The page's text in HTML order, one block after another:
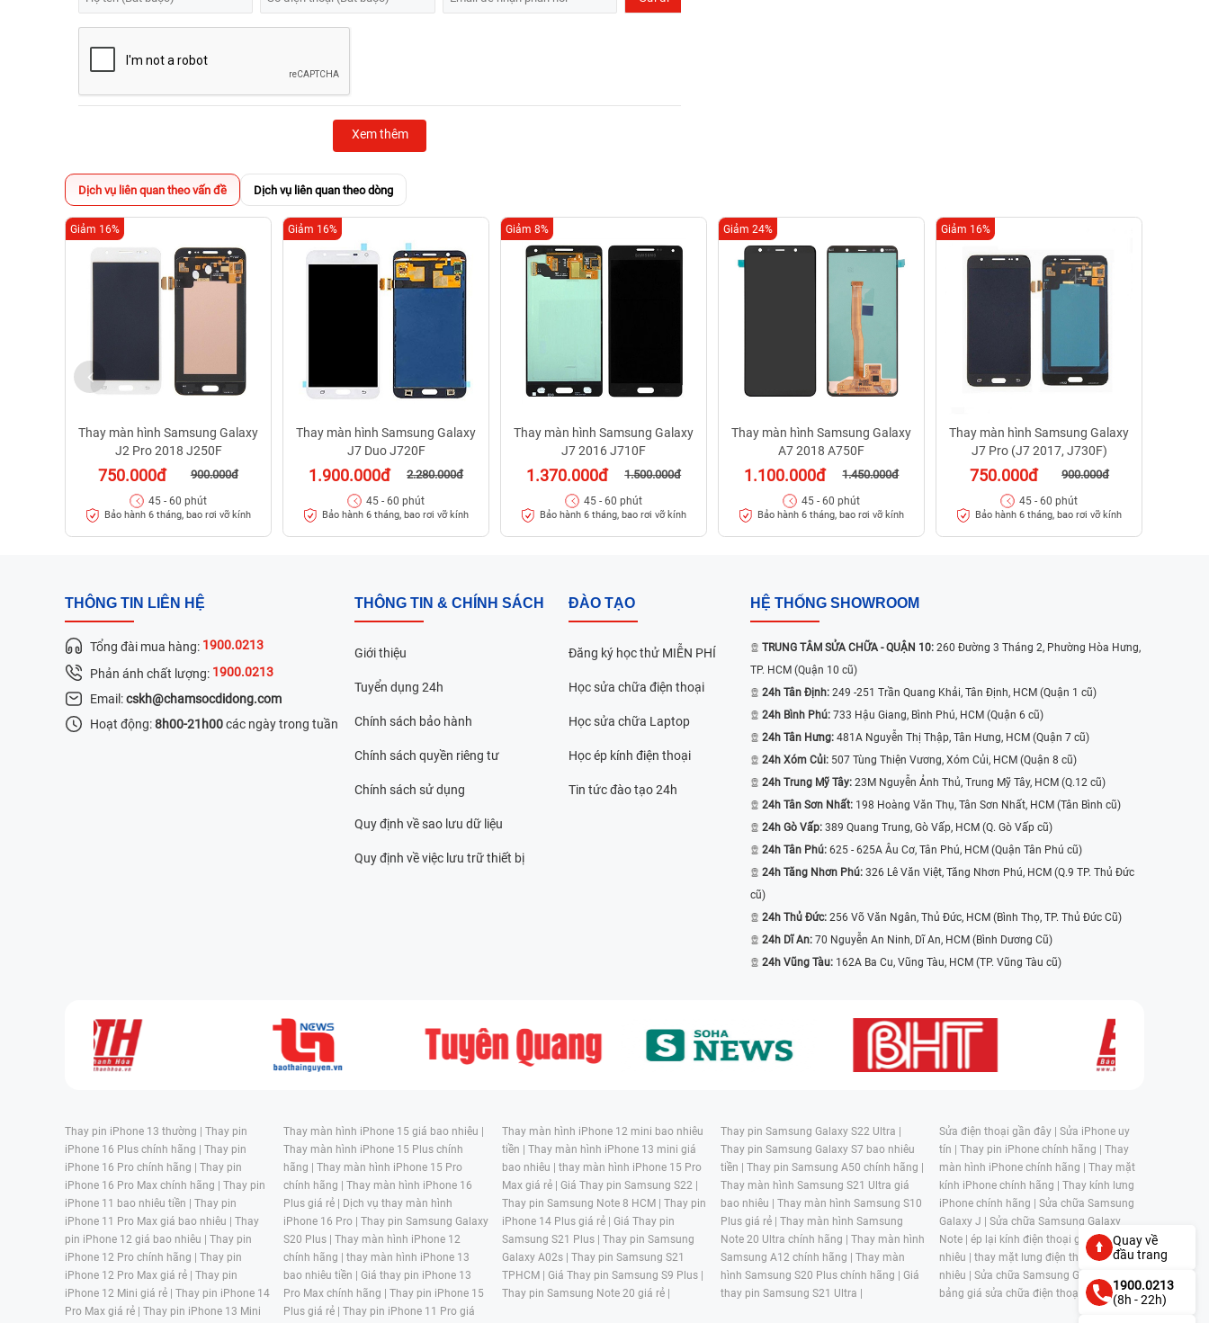
Xem thêm
Dịch vụ liên quan theo vấn đề Dịch vụ liên quan theo dòng
Thay màn hình Samsung Galaxy
J2 Pro 2018 J250F
750.000đ 900.000đ
Giảm 16%
45 - 60 phút
Bảo hành 6 tháng, bao rơi vỡ kính
Thay màn hình Samsung Galaxy
J7 Duo J720F
1.900.000đ 2.280.000đ
Giảm 16%
45 - 60 phút
Bảo hành 6 tháng, bao rơi vỡ kính
Thay màn hình Samsung Galaxy
J7 2016 J710F
1.370.000đ 1.500.000đ
Giảm 8%
45 - 60 phút
Bảo hành 6 tháng, bao rơi vỡ kính
Thay màn hình Samsung Galaxy
A7 2018 A750F
1.100.000đ 1.450.000đ
Giảm 24%
45 - 60 phút
Bảo hành 6 tháng, bao rơi vỡ kính
Thay màn hình Samsung Galaxy
J7 Pro (J7 2017, J730F)
750.000đ 900.000đ
Giảm 16%
45 - 60 phút
Bảo hành 6 tháng, bao rơi vỡ kính
THÔNG TIN LIÊN HỆ
Tổng đài mua hàng: 1900.0213
Phản ánh chất lượng: 1900.0213
Email:cskh@chamsocdidong.com
Hoạt động:8h00-21h00các ngày trong tuần
THÔNG TIN & CHÍNH SÁCH
Giới thiệu
Tuyển dụng 24h
Chính sách bảo hành
Chính sách quyền riêng tư
Chính sách sử dụng
Quy định về sao lưu dữ liệu
Quy định về việc lưu trữ thiết bị
ĐÀO TẠO
Đăng ký học thử MIỄN PHÍ
Học sửa chữa điện thoại
Học sửa chữa Laptop
Học ép kính điện thoại
Tin tức đào tạo 24h
HỆ THỐNG SHOWROOM
TRUNG TÂM SỬA CHỮA - QUẬN 10: 260 Đường 3 Tháng 2, Phường Hòa Hưng,
TP. HCM (Quận 10 cũ)
24h Tân Định: 249 -251 Trần Quang Khải, Tân Định, HCM (Quận 1 cũ)
24h Bình Phú: 733 Hậu Giang, Bình Phú, HCM (Quận 6 cũ)
24h Tân Hưng: 481A Nguyễn Thị Thập, Tân Hưng, HCM (Quận 7 cũ)
24h Xóm Củi: 507 Tùng Thiện Vương, Xóm Củi, HCM (Quận 8 cũ)
24h Trung Mỹ Tây: 23M Nguyễn Ảnh Thủ, Trung Mỹ Tây, HCM (Q.12 cũ)
24h Tân Sơn Nhất: 198 Hoàng Văn Thụ, Tân Sơn Nhất, HCM (Tân Bình cũ)
24h Gò Vấp: 389 Quang Trung, Gò Vấp, HCM (Q. Gò Vấp cũ)
24h Tân Phú: 625 - 625A Âu Cơ, Tân Phú, HCM (Quận Tân Phú cũ)
24h Tăng Nhơn Phú: 326 Lê Văn Việt, Tăng Nhơn Phú, HCM (Q.9 TP. Thủ Đức
cũ)
24h Thủ Đức: 256 Võ Văn Ngân, Thủ Đức, HCM (Bình Thọ, TP. Thủ Đức Cũ)
24h Dĩ An: 70 Nguyễn An Ninh, Dĩ An, HCM (Bình Dương Cũ)
24h Vũng Tàu: 162A Ba Cu, Vũng Tàu, HCM (TP. Vũng Tàu cũ)
Thay pin iPhone 13 thường | Thay pin
iPhone 16 Plus chính hãng | Thay pin
iPhone 16 Pro chính hãng | Thay pin
iPhone 16 Pro Max chính hãng | Thay pin
iPhone 11 bao nhiêu tiền | Thay pin
iPhone 11 Pro Max giá bao nhiêu | Thay
pin iPhone 12 giá bao nhiêu | Thay pin
iPhone 12 Pro chính hãng | Thay pin
iPhone 12 Pro Max giá rẻ | Thay pin
iPhone 12 Mini giá rẻ | Thay pin iPhone 14
Pro Max giá rẻ | Thay pin iPhone 13 Mini
Thay màn hình iPhone 15 giá bao nhiêu |
Thay màn hình iPhone 15 Plus chính
hãng | Thay màn hình iPhone 15 Pro
chính hãng | Thay màn hình iPhone 16
Plus giá rẻ | Dịch vụ thay màn hình
iPhone 16 Pro | Thay pin Samsung Galaxy
S20 Plus | Thay màn hình iPhone 12
chính hãng | thay màn hình iPhone 13
bao nhiêu tiền | Giá thay pin iPhone 13
Pro Max chính hãng | Thay pin iPhone 15
Plus giá rẻ | Thay pin iPhone 11 Pro giá
Thay màn hình iPhone 12 mini bao nhiêu
tiền | Thay màn hình iPhone 13 mini giá
bao nhiêu | thay màn hình iPhone 15 Pro
Max giá rẻ | Giá Thay pin Samsung S22 |
Thay pin Samsung Note 8 HCM | Thay pin
iPhone 14 Plus giá rẻ | Giá Thay pin
Samsung S21 Plus | Thay pin Samsung
Galaxy A02s | Thay pin Samsung S21
TPHCM | Giá Thay pin Samsung S9 Plus |
Thay pin Samsung Note 20 giá rẻ |
Thay pin Samsung Galaxy S22 Ultra |
Thay pin Samsung Galaxy S7 bao nhiêu
tiền | Thay pin Samsung A50 chính hãng |
Thay màn hình Samsung S21 Ultra giá
bao nhiêu | Thay màn hình Samsung S10
Plus giá rẻ | Thay màn hình Samsung
Note 20 Ultra chính hãng | Thay màn hình
Samsung A12 chính hãng | Thay màn
hình Samsung S20 Plus chính hãng | Giá
thay pin Samsung S21 Ultra |
Sửa điện thoại gần đây | Sửa iPhone uy
tín | Thay pin iPhone chính hãng | Thay
màn hình iPhone chính hãng | Thay mặt
kính iPhone chính hãng | Thay kính lưng
iPhone chính hãng | Sửa chữa Samsung
Galaxy J | Sửa chữa Samsung Galaxy
Note | ép lại kính điện thoại giá bao
nhiêu | thay mặt lưng điện thoại giá bao
nhiêu | Sửa chữa Samsung Galaxy S |
bảng giá sửa chữa điện thoại samsung |
Quay về
đầu trang
1900.0213
(8h - 22h)